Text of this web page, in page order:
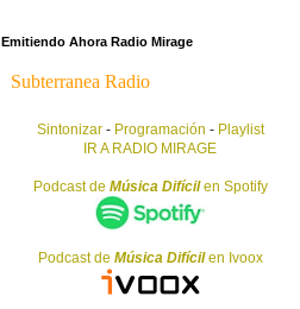
Emitiendo Ahora Radio Mirage
Sintonizar - Programación - Playlist
IR A RADIO MIRAGE
Podcast de Música Difícilen Spotify
Podcast de Música Difícilen Ivoox